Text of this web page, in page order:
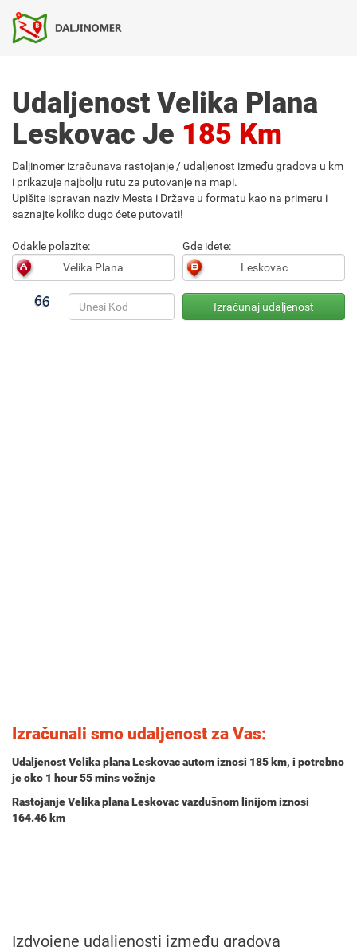
Udaljenost Velika Plana
Leskovac Je 185 Km
Daljinomer izračunava rastojanje / udaljenost između gradova u km
i prikazuje najbolju rutu za putovanje na mapi.
Upišite ispravan naziv Mesta i Države u formatu kao na primeru i
saznajte koliko dugo ćete putovati!
Odakle polazite: Gde idete:
Izračunali smo udaljenost za Vas:
Udaljenost Velika plana Leskovac autom iznosi 185 km, i potrebno
je oko 1 hour 55 minsvožnje
Rastojanje Velika plana Leskovac vazdušnom linijom iznosi
164.46 km
Izdvojene udaljenosti između gradova